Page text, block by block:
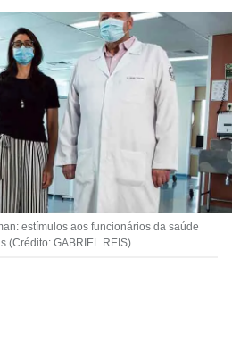
estímulos aos funcionários da saúde
(Crédito: GABRIEL REIS)